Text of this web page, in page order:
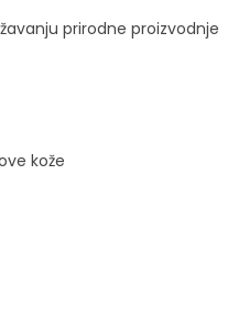
prirodne proizvodnje
kože